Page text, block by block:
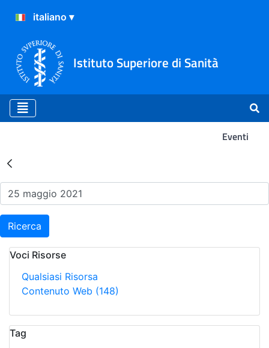
Istituto Superiore di Sanità
Eventi
Risultati della Ricerca -
Ricerca
Voci Risorse
Qualsiasi Risorsa
Contenuto Web (148)
Tag